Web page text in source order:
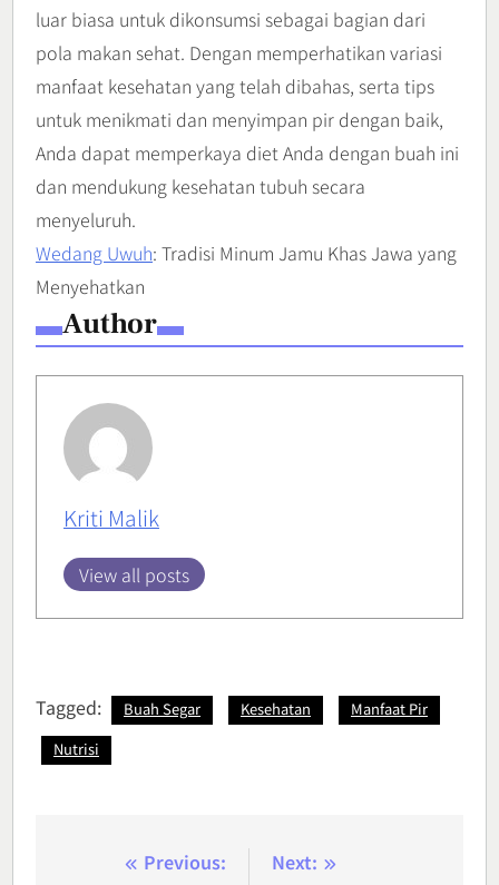
luar biasa untuk dikonsumsi sebagai bagian dari
pola makan sehat. Dengan memperhatikan variasi
manfaat kesehatan yang telah dibahas, serta tips
untuk menikmati dan menyimpan pir dengan baik,
Anda dapat memperkaya diet Anda dengan buah ini
dan mendukung kesehatan tubuh secara
menyeluruh.
Wedang Uwuh: Tradisi Minum Jamu Khas Jawa yang
Menyehatkan
Author
Kriti Malik
View all posts
Tagged: Buah Segar Kesehatan
Manfaat Pir
Nutrisi
Previous:
Next: